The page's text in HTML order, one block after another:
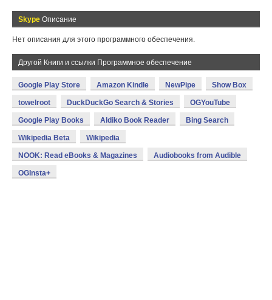
Skype Описание
Нет описания для этого программного обеспечения.
Другой Книги и ссылки Программное обеспечение
Google Play Store Amazon Kindle NewPipe Show Box
towelroot DuckDuckGo Search & Stories OGYouTube
Google Play Books Aldiko Book Reader Bing Search
Wikipedia Beta Wikipedia
NOOK: Read eBooks & Magazines Audiobooks from Audible
OGInsta+